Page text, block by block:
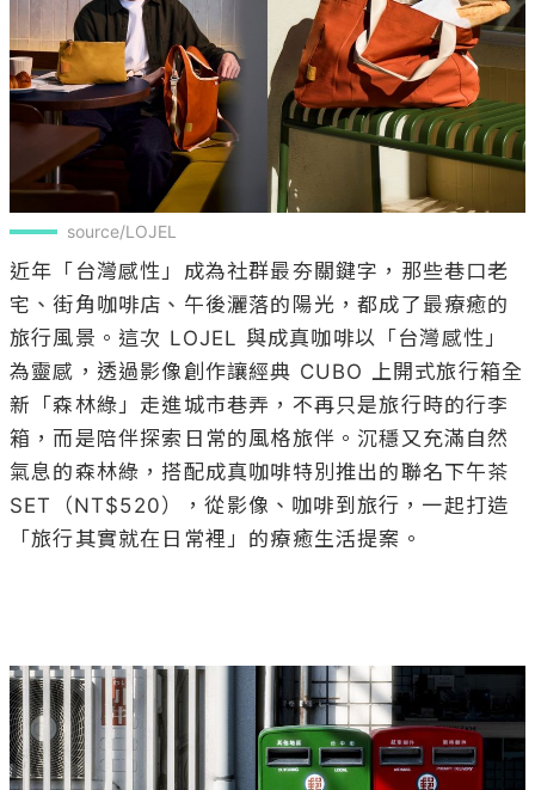
source/LOJEL
近年「台灣感性」成為社群最夯關鍵字，那些巷口老
宅、街角咖啡店、午後灑落的陽光，都成了最療癒的
旅行風景。這次 LOJEL 與成真咖啡以「台灣感性」
為靈感，透過影像創作讓經典 CUBO 上開式旅行箱全
新「森林綠」走進城市巷弄，不再只是旅行時的行李
箱，而是陪伴探索日常的風格旅伴。沉穩又充滿自然
氣息的森林綠，搭配成真咖啡特別推出的聯名下午茶
SET（NT$520），從影像、咖啡到旅行，一起打造
「旅行其實就在日常裡」的療癒生活提案。